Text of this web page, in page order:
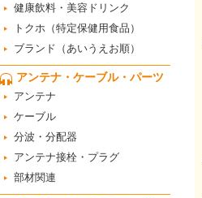
健康飲料・美容ドリンク
トクホ（特定保健用食品）
ブランド（あいうえお順）
アンテナ・ケーブル・パーツ
アンテナ
ケーブル
分波・分配器
アンテナ接栓・プラグ
部材関連